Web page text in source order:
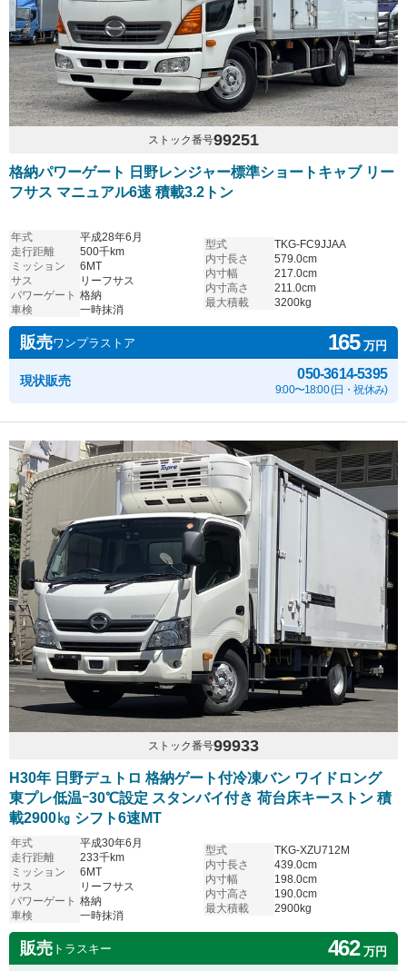
ストック番号99251
格納パワーゲート 日野レンジャー標準ショートキャブ リー
フサス マニュアル6速 積載3.2トン
年式
平成28年6月
走行距離
500千km
ミッション
6MT
サス
リーフサス
パワーゲート 格納
車検
一時抹消
型式
TKG-FC9JJAA
内寸長さ
579.0cm
内寸幅
217.0cm
内寸高さ
211.0cm
最大積載
3200kg
販売ワンプラストア 165万円
現状販売 050-3614-5395
9:00〜18:00 (日・祝休み)
ストック番号99933
H30年 日野デュトロ 格納ゲート付冷凍バン ワイドロング
東プレ低温ｰ30℃設定 スタンバイ付き 荷台床キーストン 積
載2900㎏ シフト6速MT
年式
平成30年6月
走行距離
233千km
ミッション
6MT
サス
リーフサス
パワーゲート 格納
車検
一時抹消
型式
TKG-XZU712M
内寸長さ
439.0cm
内寸幅
198.0cm
内寸高さ
190.0cm
最大積載
2900kg
販売 トラスキー 462万円